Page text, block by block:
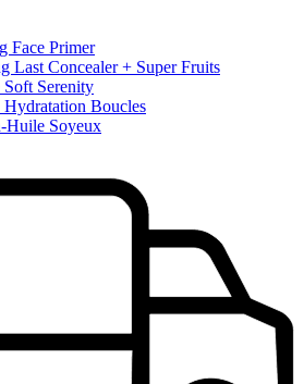
Face Primer
Last Concealer + Super Fruits
Serenity
Boucles
Huile Soyeux